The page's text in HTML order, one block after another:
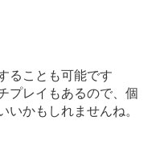
ることも可能です
レイもあるので、個
かもしれませんね。